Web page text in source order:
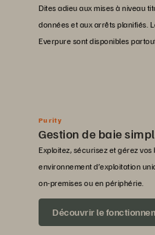
Dites adieu aux mises à niveau
données et aux arrêts planifiés.
Everpure sont disponibles
Purity
Gestion de baie
Exploitez, sécurisez et gérez
environnement d’exploitation
on-premises ou en périphérie.
Découvrir le